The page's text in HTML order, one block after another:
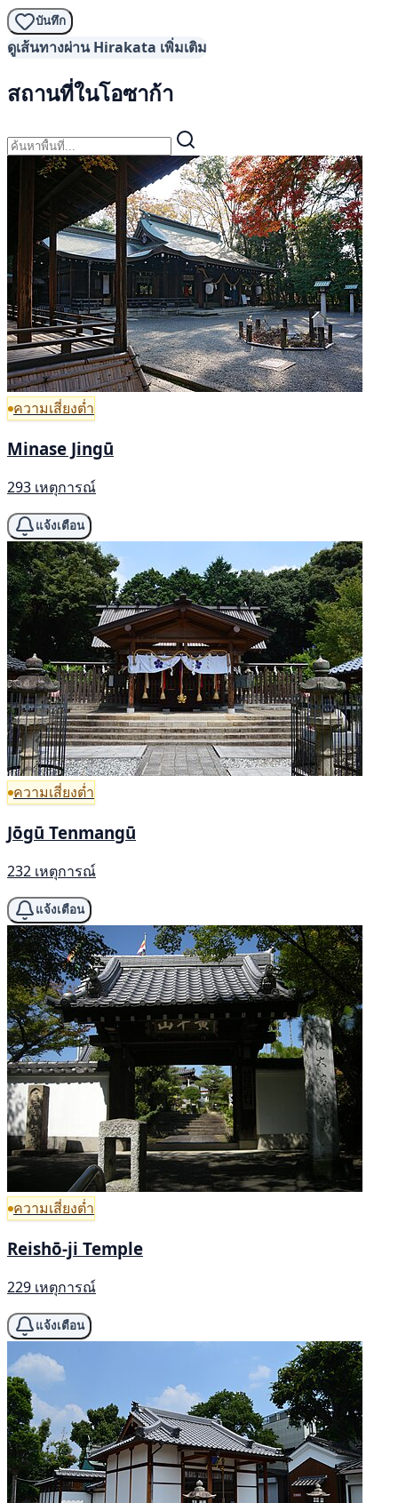
บันทึก
ดูเส้นทางผ่าน Hirakata เพิ่มเติม
สถานที่ในโอซาก้า
ความเสี่ยงต่ำ
Minase Jingū
293 เหตุการณ์
แจ้งเตือน
ความเสี่ยงต่ำ
Jōgū Tenmangū
232 เหตุการณ์
แจ้งเตือน
ความเสี่ยงต่ำ
Reishō-ji Temple
229 เหตุการณ์
แจ้งเตือน